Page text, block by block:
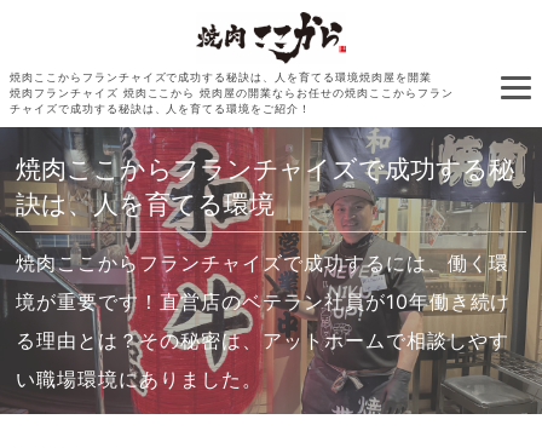
焼肉フランチャイズ 焼肉ここから 焼肉屋の開業ならお任せの焼肉ここからフラン
チャイズで成功する秘訣は、人を育てる環境をご紹介！
焼肉ここからフランチャイズで成功する秘訣は、人を育てる環境焼肉屋を開業
焼肉ここからフランチャイズで成功する秘
訣は、人を育てる環境
焼肉ここからフランチャイズで成功するには、働く環
境が重要です！直営店のベテラン社員が10年働き続け
る理由とは？その秘密は、アットホームで相談しやす
い職場環境にありました。